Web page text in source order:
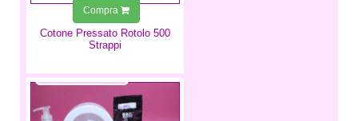
Cotone Pressato Rotolo 500
Strappi
Compra
25,99 €